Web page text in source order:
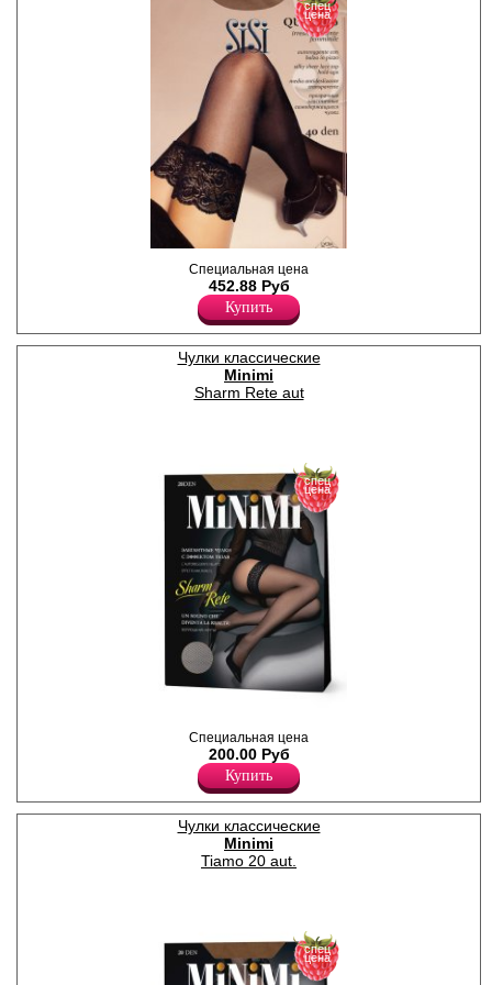
Прозрачные, матовые чулки
с кружевной резинкой (7 см)
на силиконе;
сформированная нога,
невидимый мысок.
Полиамид 86%
Эластан 14%
спец
цена
Специальная цена
452.88 Руб
Купить
Чулки классические
Minimi
Sharm Rete aut
(8 см) на силиконе, с
эффектом сетки.
Полиамид 80%
Эластан 20%
спец
цена
Специальная цена
200.00 Руб
Купить
Чулки классические
Minimi
Tiamo 20 aut.
спец
цена